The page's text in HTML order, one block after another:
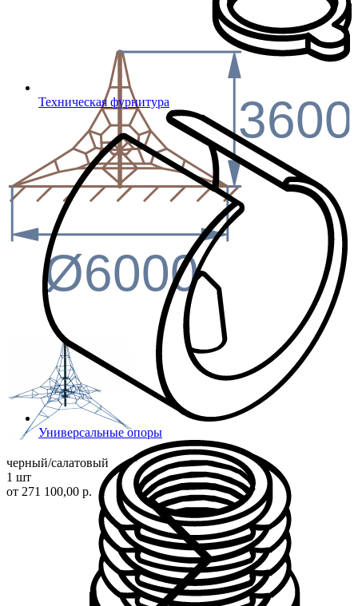
Техническая фурнитура
Универсальные опоры
3600
Ø6000
черный/салатовый
1 шт
от 271 100,00 р.